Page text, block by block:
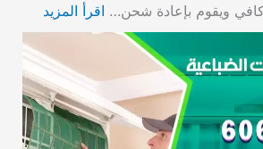
كافي ويقوم بإعادة شحن… اقرأ المزيد